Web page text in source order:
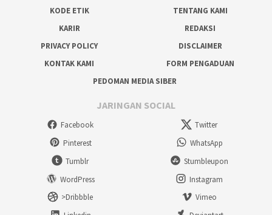
KODE ETIK
TENTANG KAMI
KARIR
REDAKSI
PRIVACY POLICY
DISCLAIMER
KONTAK KAMI
FORM PENGADUAN
PEDOMAN MEDIA SIBER
JARINGAN SOCIAL
Facebook
Twitter
Pinterest
WhatsApp
Tumblr
Stumbleupon
WordPress
Instagram
>Dribbble
Vimeo